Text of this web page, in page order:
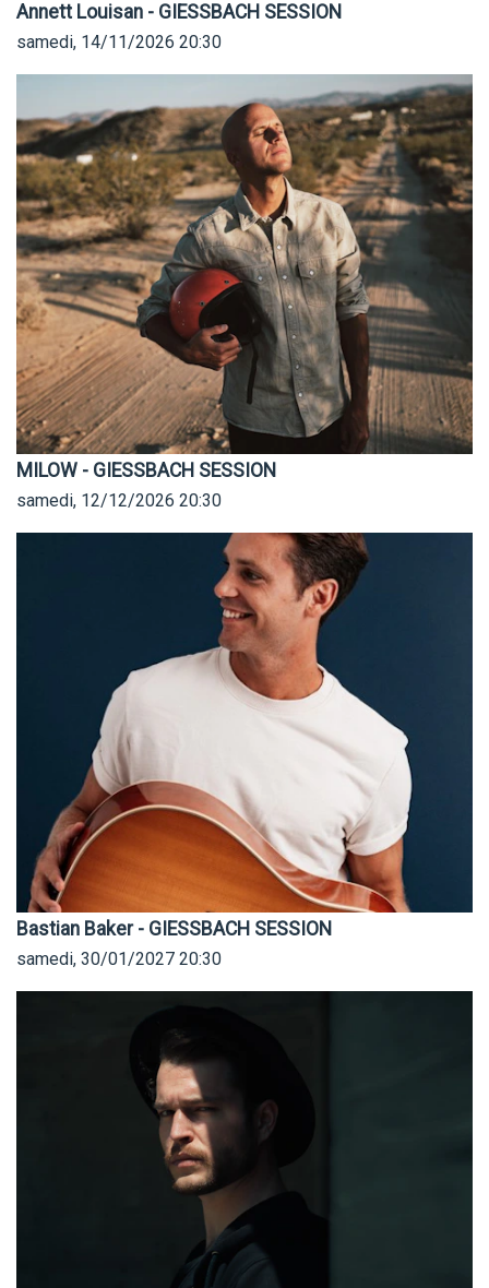
Annett Louisan - GIESSBACH SESSION
samedi, 14/11/2026 20:30
MILOW - GIESSBACH SESSION
samedi, 12/12/2026 20:30
Bastian Baker - GIESSBACH SESSION
samedi, 30/01/2027 20:30